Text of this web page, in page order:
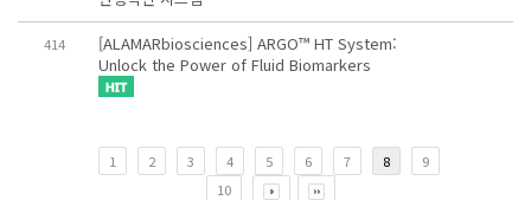
414
[ALAMARbiosciences] ARGO™ HT System:
Unlock the Power of Fluid Biomarkers
1 2 3 4 5 6 7 8
9
10